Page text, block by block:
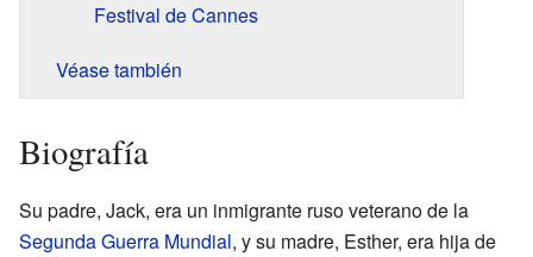
Festival de Cannes
Véase también
Biografía
Su padre, Jack, era un inmigrante ruso veterano de la
Segunda Guerra Mundial, y su madre, Esther, era hija de